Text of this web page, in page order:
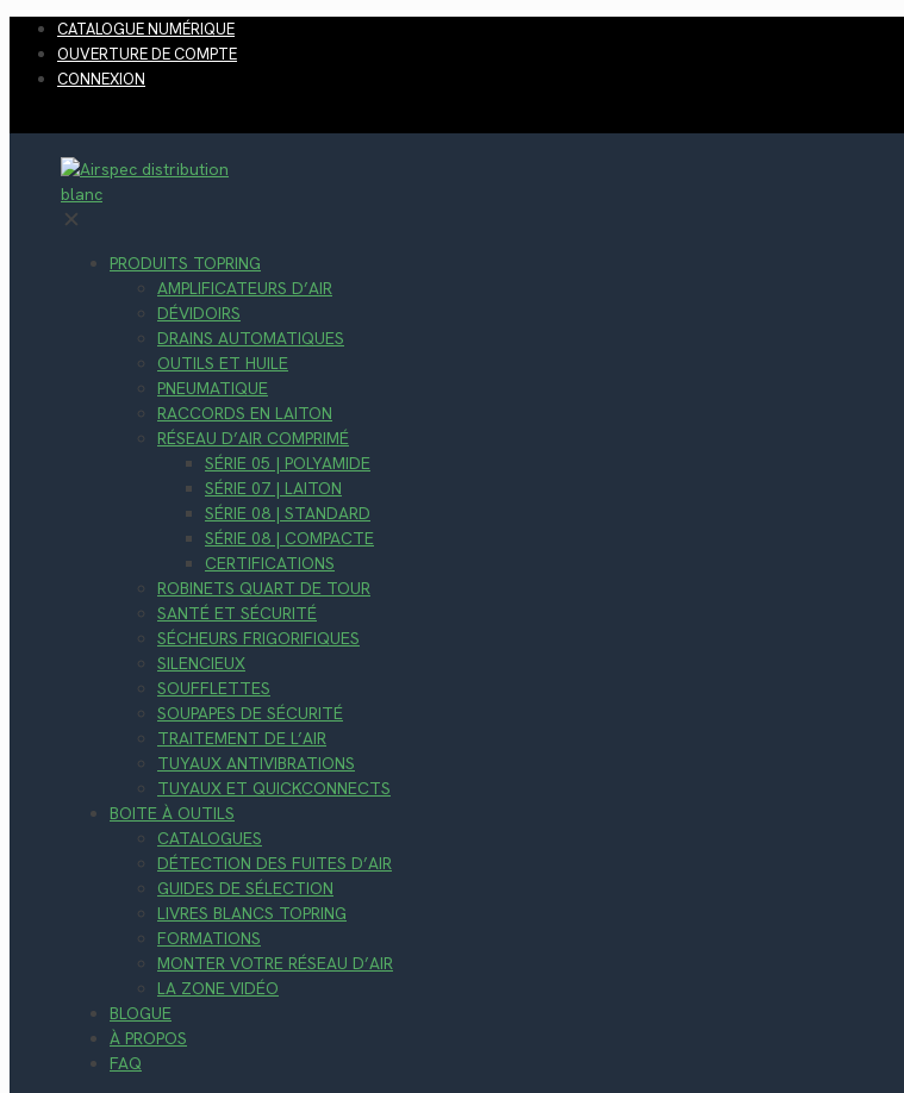
CATALOGUE NUMÉRIQUE
OUVERTURE DE COMPTE
CONNEXION
✕
PRODUITS TOPRING
AMPLIFICATEURS D’AIR
DÉVIDOIRS
DRAINS AUTOMATIQUES
OUTILS ET HUILE
PNEUMATIQUE
RACCORDS EN LAITON
RÉSEAU D’AIR COMPRIMÉ
SÉRIE 05 | POLYAMIDE
SÉRIE 07 | LAITON
SÉRIE 08 | STANDARD
SÉRIE 08 | COMPACTE
CERTIFICATIONS
ROBINETS QUART DE TOUR
SANTÉ ET SÉCURITÉ
SÉCHEURS FRIGORIFIQUES
SILENCIEUX
SOUFFLETTES
SOUPAPES DE SÉCURITÉ
TRAITEMENT DE L’AIR
TUYAUX ANTIVIBRATIONS
TUYAUX ET QUICKCONNECTS
BOITE À OUTILS
CATALOGUES
DÉTECTION DES FUITES D’AIR
GUIDES DE SÉLECTION
LIVRES BLANCS TOPRING
FORMATIONS
MONTER VOTRE RÉSEAU D’AIR
LA ZONE VIDÉO
BLOGUE
À PROPOS
FAQ